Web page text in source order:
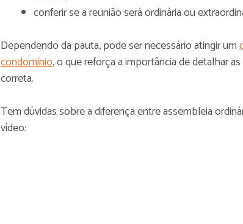
conferir se a reunião será ordinária ou
Dependendo da pauta, pode ser necessário atingir um
condomínio, o que reforça a importância de detalhar
correta.
Tem dúvidas sobre a diferença entre assembleia
vídeo: